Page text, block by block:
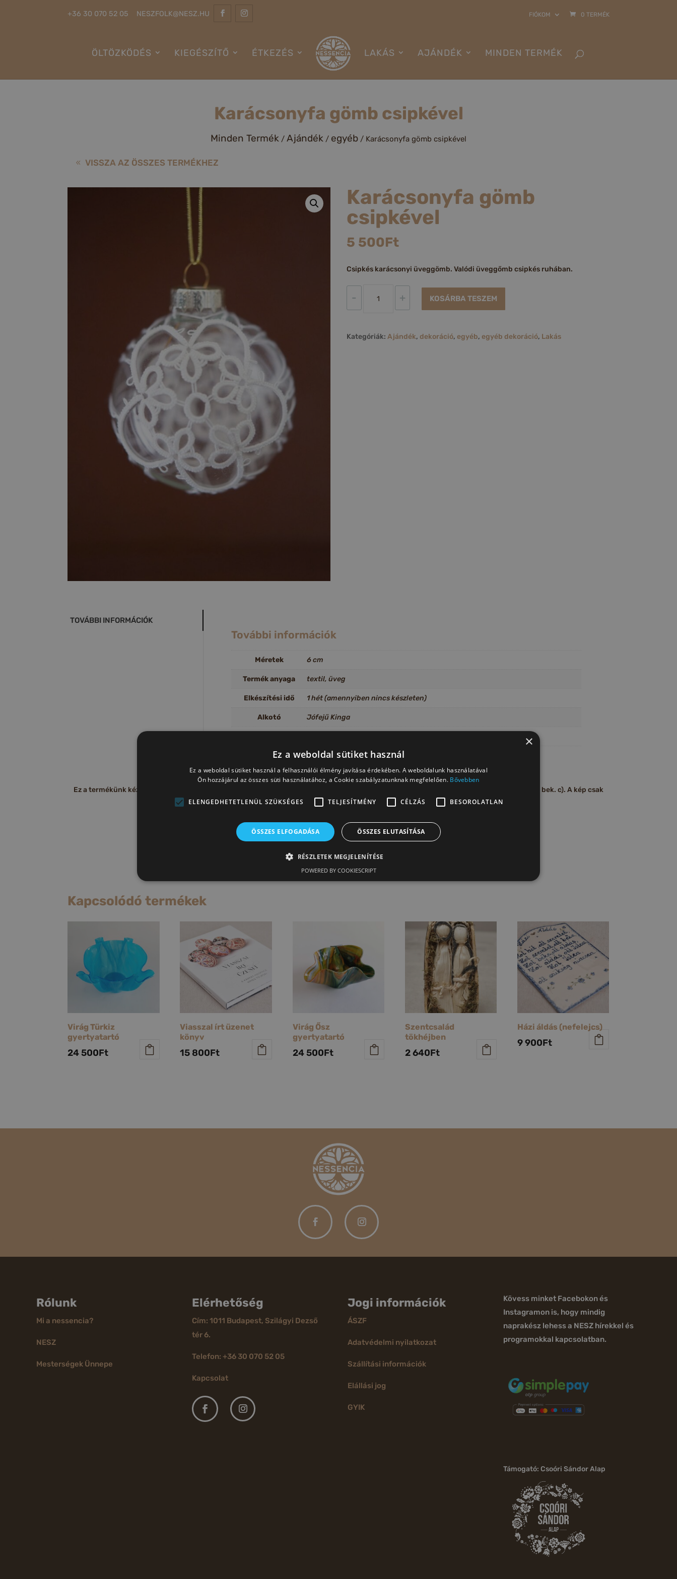
+36 30 070 52 05 NESZFOLK@NESZ.HU FIÓKOM 0 TERMÉK
ÖLTÖZKÖDÉS KIEGÉSZÍTŐ ÉTKEZÉS LAKÁS AJÁNDÉK MINDEN TERMÉK
Karácsonyfa gömb csipkével
Minden Termék / Ajándék / egyéb / Karácsonyfa gömb csipkével
VISSZA AZ ÖSSZES TERMÉKHEZ
Karácsonyfa gömb
csipkével
5 500Ft
Csipkés karácsonyi üveggömb. Valódi üveggőmb csipkés ruhában.
-
mennyiség
+ KOSÁRBA TESZEM
Kategóriák:Ajándék,dekoráció,egyéb,egyéb dekoráció, Lakás
TOVÁBBI INFORMÁCIÓK
További információk
Méretek 6 cm
Termék anyaga textil, üveg
Elkészítési idő 1 hét (amennyiben nincs készleten)
Alkotó Jófejű Kinga
Ez a termékünk kézzel készült, egyedi, meg nem ismételhető, ezért nem vonatkozik rá az elállási és felmondási jog (45/2014 (II.26) 29.§ (1) bek. c). A kép csak
illusztráció.
Kapcsolódó termékek
Virág Türkiz
gyertyatartó
24 500Ft
Viasszal írt üzenet
könyv
15 800Ft
Virág Ősz
gyertyatartó
24 500Ft
Szentcsalád
tökhéjben
2 640Ft
Házi áldás (nefelejcs)
9 900Ft
Rólunk
Mi a nessencia?
NESZ
Mesterségek Ünnepe
Elérhetőség
Cím: 1011 Budapest, Szilágyi Dezső
tér 6.
Telefon: +36 30 070 52 05
Kapcsolat
Jogi információk
ÁSZF
Adatvédelmi nyilatkozat
Szállítási információk
Elállási jog
GYIK
Kövess minket Facebokon és
Instagramon is, hogy mindig
naprakész lehess a NESZ hírekkel és
programokkal kapcsolatban.
Támogató: Csoóri Sándor Alap
×
Ez a weboldal sütiket használ
Ez a weboldal sütiket használ a felhasználói élmény javítása érdekében. A weboldalunk használatával
Ön hozzájárul az összes süti használatához, a Cookie szabályzatunknak megfelelően. Bővebben
ELENGEDHETETLENÜL SZÜKSÉGES TELJESÍTMÉNY CÉLZÁS BESOROLATLAN
ÖSSZES ELFOGADÁSA ÖSSZES ELUTASÍTÁSA
RÉSZLETEK MEGJELENÍTÉSE
POWERED BY COOKIESCRIPT